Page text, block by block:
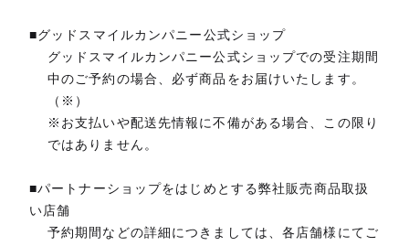
■グッドスマイルカンパニー公式ショップ
グッドスマイルカンパニー公式ショップでの受注期間
中のご予約の場合、必ず商品をお届けいたします。
（※）
※お支払いや配送先情報に不備がある場合、この限り
ではありません。
■パートナーショップをはじめとする弊社販売商品取扱
い店舗
予約期間などの詳細につきましては、各店舗様にてご